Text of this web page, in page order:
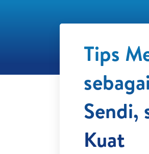
Tips
Sendi,
Kuat